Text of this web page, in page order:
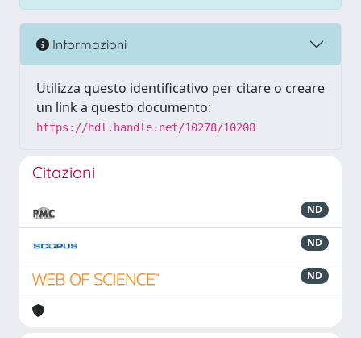
Informazioni
Utilizza questo identificativo per citare o creare
un link a questo documento:
https://hdl.handle.net/10278/10208
Citazioni
ND
ND
ND